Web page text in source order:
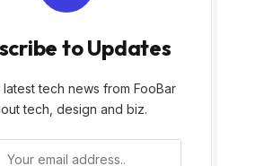
to Updates
latest tech news from FooBar
tech, design and biz.